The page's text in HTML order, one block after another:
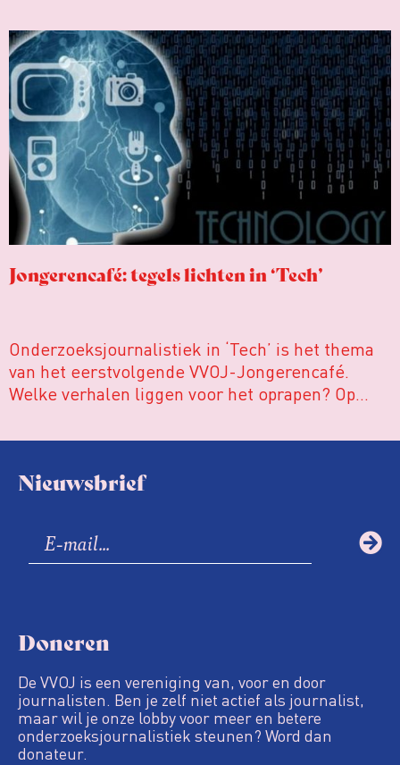
techjournalistiek verder kunt gaan dan de
nieuwste iPhone recenseren en écht nieuwe
gegevens kunt opgraven.
Jongerencafé: tegels lichten in ‘Tech’
Onderzoeksjournalistiek in ‘Tech’ is het thema
van het eerstvolgende VVOJ-Jongerencafé.
Welke verhalen liggen voor het oprapen? Op
Nieuwsbrief
Doneren
De VVOJ is een vereniging van, voor en door
journalisten. Ben je zelf niet actief als journalist,
maar wil je onze lobby voor meer en betere
onderzoeksjournalistiek steunen? Word dan
donateur.